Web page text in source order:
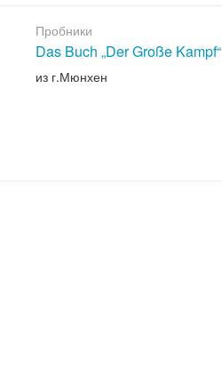
Пробники
Das Buch „Der Große Kampf“
из г.Мюнхен